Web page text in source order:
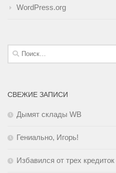
WordPress.org
Найти:
СВЕЖИЕ ЗАПИСИ
Дымят склады WB
Гениально, Игорь!
Избавился от трех кредиток